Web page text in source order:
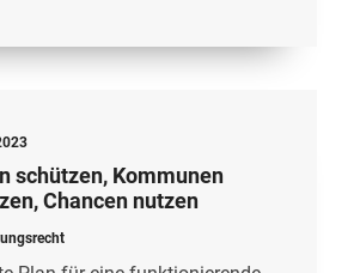
schützen, Kommunen
Chancen nutzen